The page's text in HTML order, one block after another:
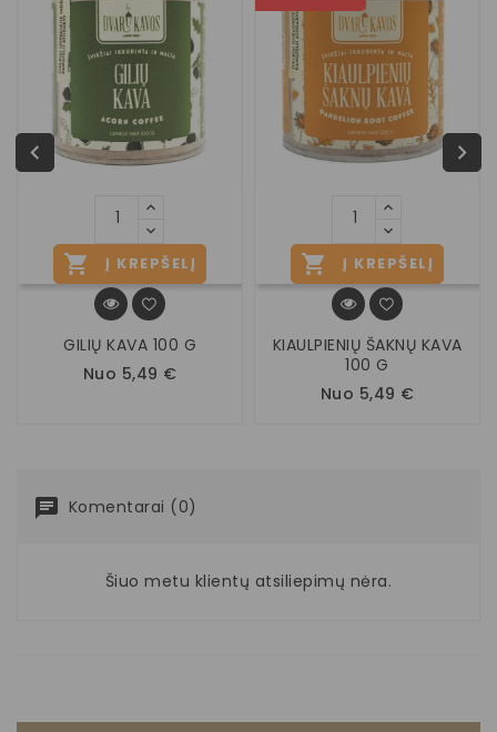
 Į KREPŠELĮ
GILIŲ KAVA 100 G
Nuo 5,49 €
 Į KREPŠELĮ
KIAULPIENIŲ ŠAKNŲ KAVA
100 G
Nuo 5,49 €
Komentarai (0)
Šiuo metu klientų atsiliepimų nėra.